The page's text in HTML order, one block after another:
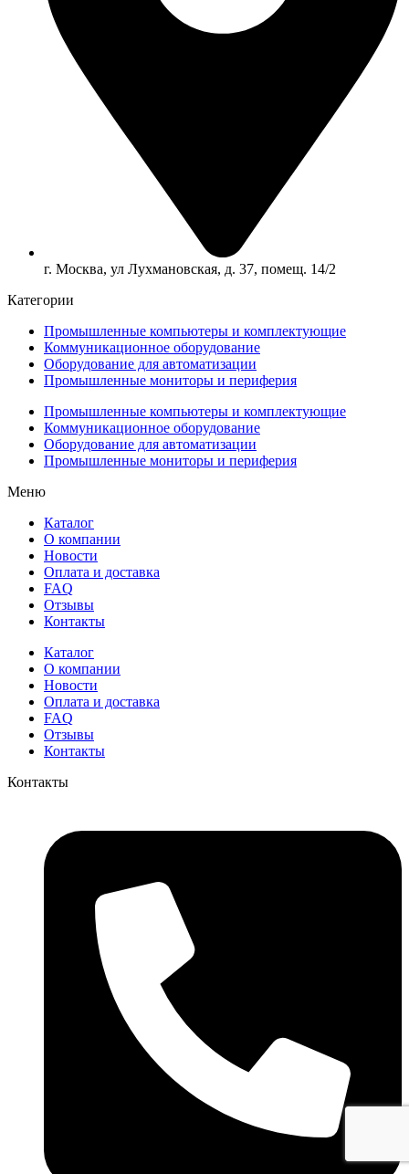
г. Москва, ул Лухмановская, д. 37, помещ. 14/2
Категории
Промышленные компьютеры и комплектующие
Коммуникационное оборудование
Оборудование для автоматизации
Промышленные мониторы и периферия
Промышленные компьютеры и комплектующие
Коммуникационное оборудование
Оборудование для автоматизации
Промышленные мониторы и периферия
Меню
Каталог
О компании
Новости
Оплата и доставка
FAQ
Отзывы
Контакты
Каталог
О компании
Новости
Оплата и доставка
FAQ
Отзывы
Контакты
Контакты